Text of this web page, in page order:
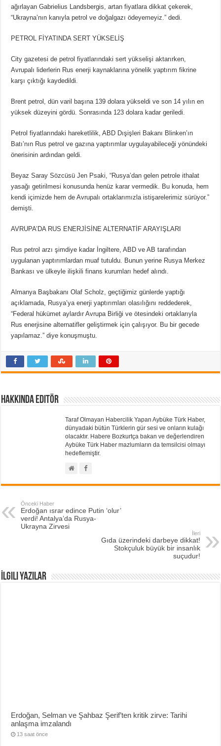
ağırlayan Gabrielius Landsbergis, artan fiyatlara dikkat çekerek,
“Ukrayna’nın kanıyla petrol ve doğalgazı ödeyemeyiz.” dedi.
PETROL FİYATINDA SERT YÜKSELİŞ
City gazetesi de petrol fiyatlarındaki sert yükselişi aktarırken,
Avrupalı liderlerin Rus enerji kaynaklarına yönelik yaptırım fikrine
karşı çıktığı kaydedildi.
Brent petrol, dün varil başına 139 dolara yükseldi ve son 14 yılın en
yüksek düzeyini gördü. Sonrasında 123 dolara kadar geriledi.
Petrol fiyatlarındaki hareketlilik, ABD Dışişleri Bakanı Blinken’ın
Batı’nın Rus petrol ve gazına yaptırımlar uygulayabileceği yönündeki
önerisinin ardından geldi.
Beyaz Saray Sözcüsü Jen Psaki, “Rusya’dan gelen petrole ithalat
yasağı getirilmesi konusunda henüz karar vermedik. Bu konuda, hem
kendi içimizde hem de Avrupalı ortaklarımızla istişarelerimiz sürüyor.”
demişti.
AVRUPA’DA RUS ENERJİSİNE ALTERNATİF ARAYIŞLARI
Rus petrol arzı şimdiye kadar İngiltere, ABD ve AB tarafından
uygulanan yaptırımlardan muaf tutuldu. Bunun yerine Rusya Merkez
Bankası ve ülkeyle ilişkili finans kurumları hedef alındı.
Almanya Başbakanı Olaf Scholz, geçtiğimiz günlerde yaptığı
açıklamada, Rusya’ya enerji yaptırımları olasılığını reddederek,
“Federal hükümet aylardır Avrupa Birliği ve ötesindeki ortaklarıyla
Rus enerjisine alternatifler geliştirmek için çalışıyor. Bu bir gecede
yapılamaz.” diye konuşmuştu.
Hakkında Editör
Taraf Olmayan Habercilik Yapan Aybüke Türk Haber,
dünyadaki bütün Türklerin gür sesi ve onların kulağı
olacaktır. Habere Bozkurtça bakan ve değerlendiren
Aybüke Türk Haber mazlumların da temsilcisi olmayı
hedeflemiştir.
Önceki Haber
Erdoğan ısrar edince Putin ‘olur’
verdi! Antalya’da Rusya-
Ukrayna Zirvesi
İleri
Gıda üzerindeki darbeye dikkat!
Stokçuluk büyük bir insanlık
suçudur!
İlgili Yazılar
Erdoğan, Selman ve Şahbaz Şerif’ten kritik zirve: Tarihi
anlaşma imzalandı
13 saat önce